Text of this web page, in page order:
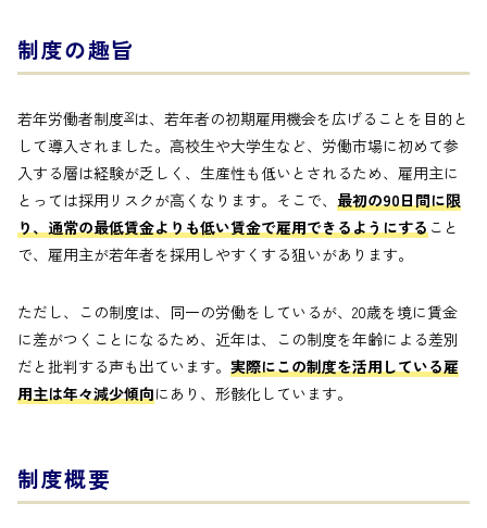
制度の趣旨
若年労働者制度32は、若年者の初期雇用機会を広げることを目的と
して導入されました。高校生や大学生など、労働市場に初めて参
入する層は経験が乏しく、生産性も低いとされるため、雇用主に
とっては採用リスクが高くなります。そこで、 最初の90日間に限
り、通常の最低賃金よりも低い賃金で雇用できるようにすること
で、雇用主が若年者を採用しやすくする狙いがあります。
ただし、この制度は、同一の労働をしているが、20歳を境に賃金
に差がつくことになるため、近年は、この制度を年齢による差別
だと批判する声も出ています。 実際にこの制度を活用している雇
用主は年々減少傾向にあり、形骸化しています。
制度概要